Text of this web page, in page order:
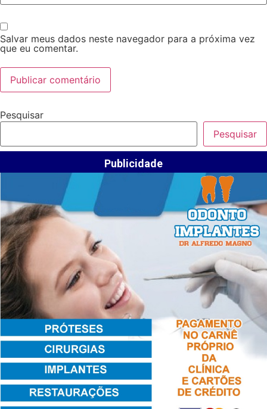
Salvar meus dados neste navegador para a próxima vez
que eu comentar.
Pesquisar
Pesquisar
Publicidade